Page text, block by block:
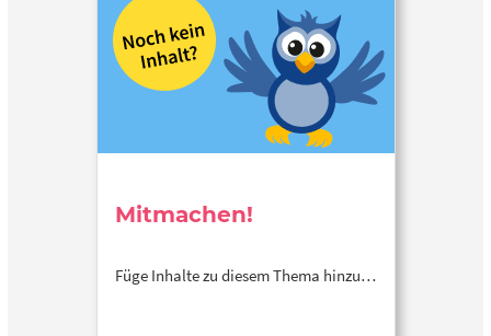
Kritik, Anregungen zum Podcast? Dann schreibt uns gerne
eine E-Mail an: kosmosmusik@br-klassik.de Oder schickt
uns eine WhatsApp-Sprachnachricht und erzählt uns, was
ihr unternehmt, wenn es kurz vor dem Konzert im Hals
kratzt. Die Nummer lautet 0171/54 44 46 4
Mitmachen!
Füge Inhalte zu diesem Thema hinzu…